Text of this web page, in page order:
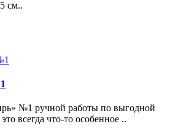
см..
№1 ручной работы по выгодной
всегда что-то особенное ..